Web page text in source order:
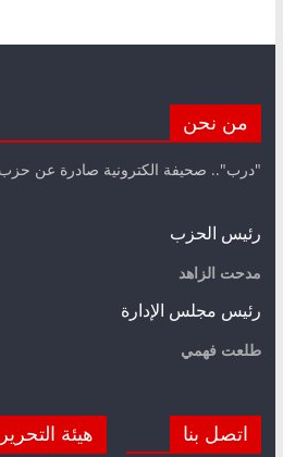
من نحن
"درب".. صحيفة الكترونية صادرة عن حزب
رئيس الحزب
مدحت الزاهد
رئيس مجلس الإدارة
طلعت فهمي
اتصل بنا هيئة التحرير